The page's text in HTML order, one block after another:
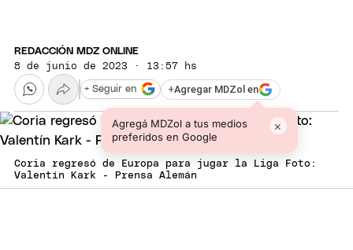
REDACCIÓN MDZ ONLINE
8 de junio de 2023 · 13:57 hs
+Agregar MDZol en
Agregá MDZol a tus medios
preferidos en Google
×
+ Seguir en
Coria regresó de Europa para jugar la Liga Foto:
Valentín Kark - Prensa Alemán